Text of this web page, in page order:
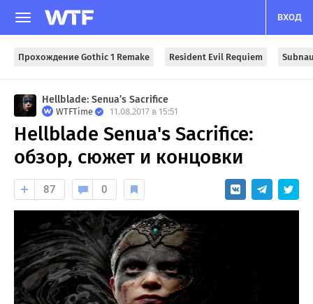
ВХОД
Прохождение Gothic 1 Remake Resident Evil Requiem
Hellblade: Senua’s Sacrifice
WTFTime 11.08.2017 в 15:51
Hellblade Senua's Sacrifice:
обзор, сюжет и концовки
87 0